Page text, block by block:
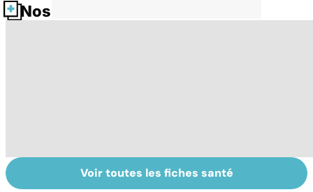
Nos fiches santé
Comment
Accident
Voir toutes les fiches santé